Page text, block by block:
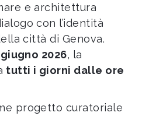
e architettura
con l’identità
città di Genova.
2026, la
tutti i giorni dalle ore
progetto curatoriale